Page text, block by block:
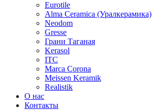
Eurotile
Alma Ceramica (Уралкерамика)
Neodom
Gresse
Грани Таганая
Kerasol
ITC
Marca Corona
Meissen Keramik
Realistik
О нас
Контакты